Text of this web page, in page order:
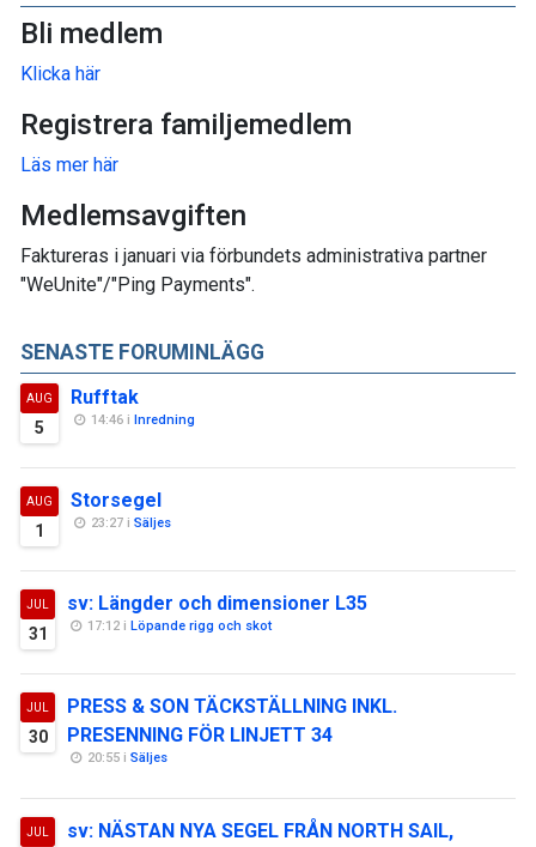
Bli medlem
Klicka här
Registrera familjemedlem
Läs mer här
Medlemsavgiften
Faktureras i januari via förbundets administrativa partner
"WeUnite"/"Ping Payments".
SENASTE FORUMINLÄGG
AUG
5
Rufftak
14:46 iInredning
AUG
1
Storsegel
23:27 iSäljes
JUL
31
sv: Längder och dimensioner L35
17:12 iLöpande rigg och skot
JUL
30
PRESS & SON TÄCKSTÄLLNING INKL.
PRESENNING FÖR LINJETT 34
20:55 iSäljes
JUL
sv: NÄSTAN NYA SEGEL FRÅN NORTH SAIL,